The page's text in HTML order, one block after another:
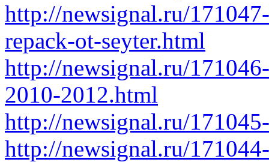
http://newsignal.ru/
repack-ot-seyter.html
http://newsignal.ru/
2010-2012.html
http://newsignal.ru/
http://newsignal.ru/